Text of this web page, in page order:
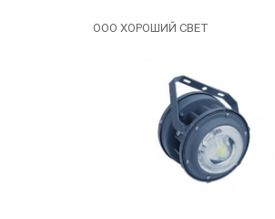
ООО ХОРОШИЙ СВЕТ